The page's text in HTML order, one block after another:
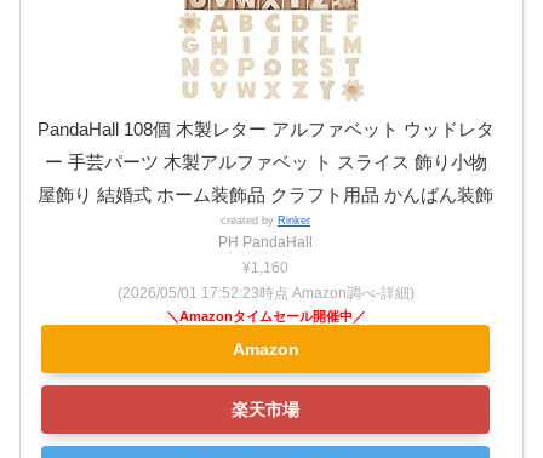
PandaHall 108個 木製レター アルファベット ウッドレタ
ー 手芸パーツ 木製アルファベッ ト スライス 飾り小物
屋飾り 結婚式 ホーム装飾品 クラフト用品 かんばん装飾
created by Rinker
PH PandaHall
¥1,160
(2026/05/01 17:52:23時点 Amazon調べ-詳細)
Amazon
楽天市場